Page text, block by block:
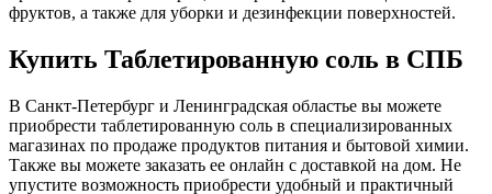
фруктов, а также для уборки и дезинфекции поверхностей.
Купить Таблетированную соль в СПБ
В Санкт-Петербург и Ленинградская областье вы можете
приобрести таблетированную соль в специализированных
магазинах по продаже продуктов питания и бытовой химии.
Также вы можете заказать ее онлайн с доставкой на дом. Не
упустите возможность приобрести удобный и практичный